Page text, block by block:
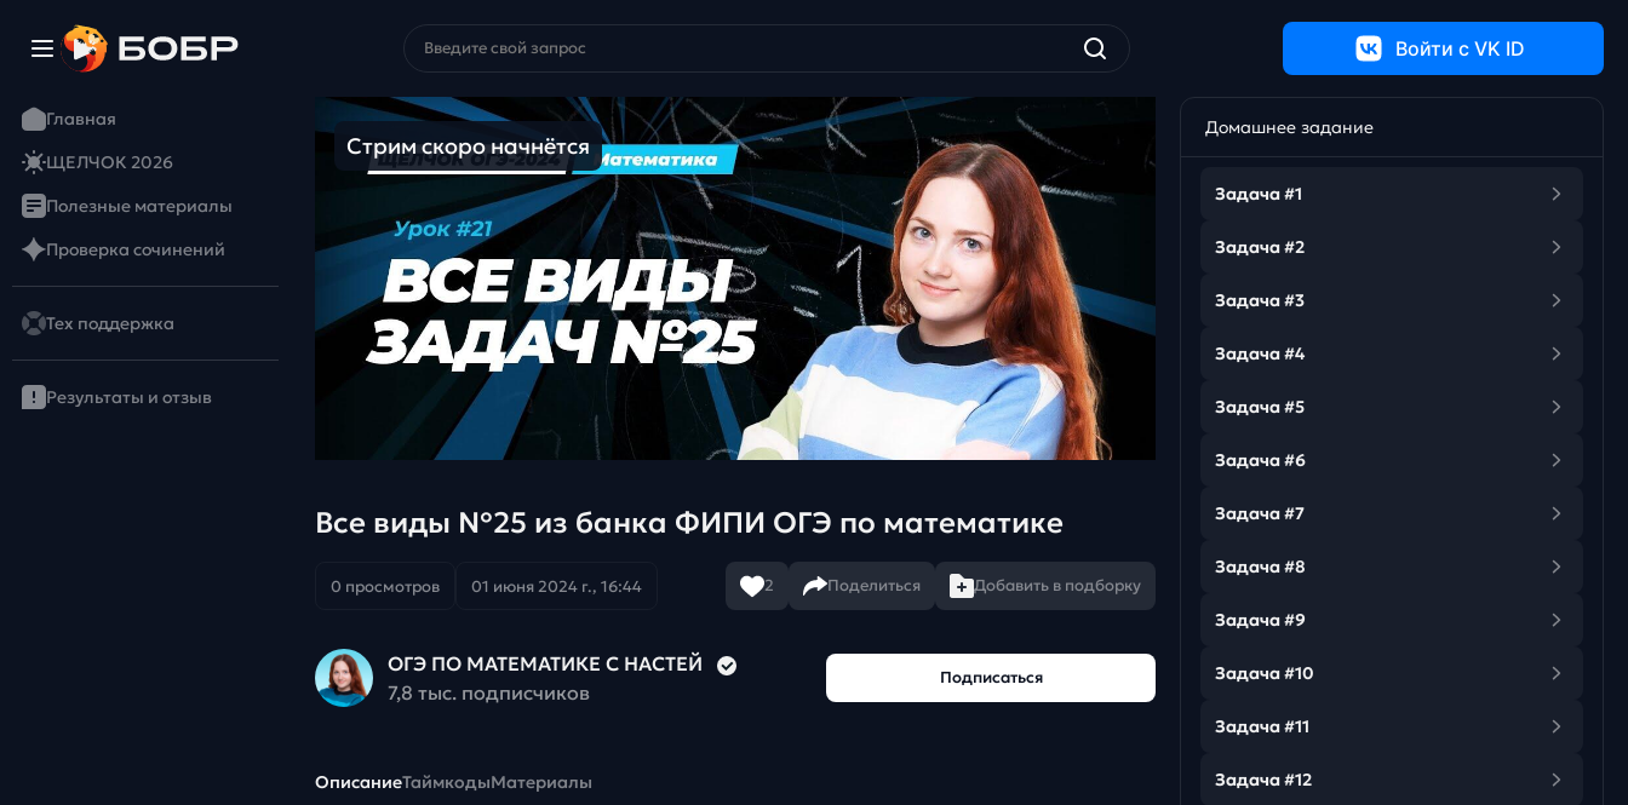
Войти c VK ID
Главная
ЩЕЛЧОК 2026
Полезные материалы
Проверка сочинений
Тех поддержка
Результаты и отзыв
Стрим скоро начнётся
Все виды №25 из банка ФИПИ ОГЭ по математике
0 просмотров 01 июня 2024 г., 16:44 2 Поделиться Добавить в подборку
ОГЭ ПО МАТЕМАТИКЕ С НАСТЕЙ
7,8 тыс. подписчиков
Подписаться
ОписаниеТаймкодыМатериалы
Домашнее задание
Задача #1
Задача #2
Задача #3
Задача #4
Задача #5
Задача #6
Задача #7
Задача #8
Задача #9
Задача #10
Задача #11
Задача #12